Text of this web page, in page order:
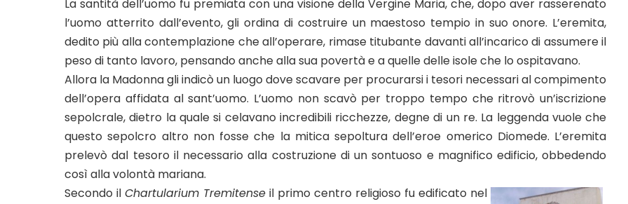
La santità dell’uomo fu premiata con una visione della Vergine Maria, che, dopo aver rasserenato
l’uomo atterrito dall’evento, gli ordina di costruire un maestoso tempio in suo onore. L’eremita,
dedito più alla contemplazione che all’operare, rimase titubante davanti all’incarico di assumere il
peso di tanto lavoro, pensando anche alla sua povertà e a quelle delle isole che lo ospitavano.
Allora la Madonna gli indicò un luogo dove scavare per procurarsi i tesori necessari al compimento
dell’opera affidata al sant’uomo. L’uomo non scavò per troppo tempo che ritrovò un’iscrizione
sepolcrale, dietro la quale si celavano incredibili ricchezze, degne di un re. La leggenda vuole che
questo sepolcro altro non fosse che la mitica sepoltura dell’eroe omerico Diomede. L’eremita
prelevò dal tesoro il necessario alla costruzione di un sontuoso e magnifico edificio, obbedendo
così alla volontà mariana.
Secondo ilChartularium Tremitense il primo centro religioso fu edificato nel